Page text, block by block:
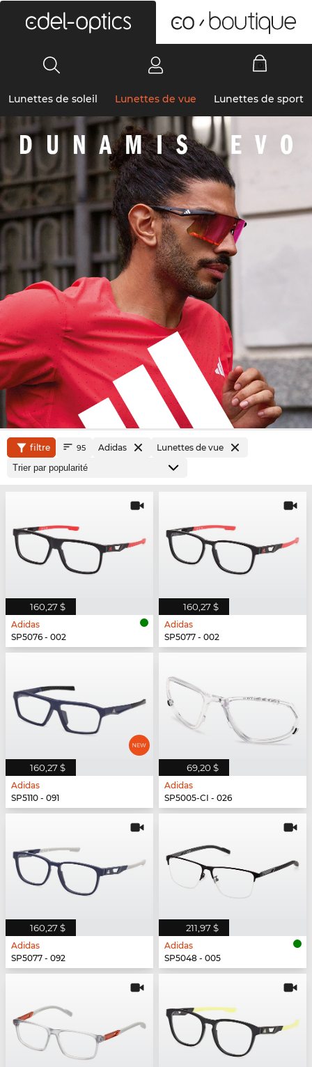
Lunettes de soleil Lunettes de vue Lunettes de sport
filtre 95 Adidas Lunettes de vue
160,27 $
Adidas
SP5076 - 002
160,27 $
Adidas
SP5077 - 002
160,27 $
Adidas
SP5110 - 091
69,20 $
Adidas
SP5005-CI - 026
160,27 $
Adidas
SP5077 - 092
211,97 $
Adidas
SP5048 - 005